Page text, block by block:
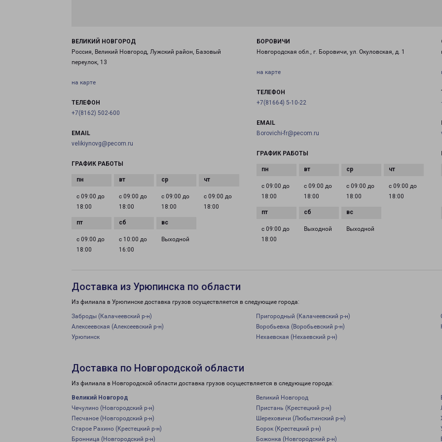
ВЕЛИКИЙ НОВГОРОД
Россия, Великий Новгород, Лужский район, Базовый
переулок, 13
на карте
ТЕЛЕФОН
+7(8162) 502-600
EMAIL
velikiynovg@pecom.ru
ГРАФИК РАБОТЫ
с 09:00 до
18:00
с 09:00 до
18:00
с 09:00 до
18:00
с 09:00 до
18:00
с 09:00 до
18:00
с 10:00 до
16:00
Выходной
БОРОВИЧИ
Новгородская обл., г. Боровичи, ул. Окуловская, д. 1
на карте
ТЕЛЕФОН
+7(81664) 5-10-22
EMAIL
Borovichi-fr@pecom.ru
ГРАФИК РАБОТЫ
с 09:00 до
18:00
с 09:00 до
18:00
с 09:00 до
18:00
с 09:00 до
18:00
с 09:00 до
18:00
Выходной Выходной
Доставка из Урюпинска по области
Из филиала в Урюпинске доставка грузов осуществляется в следующие города:
Заброды (Калачеевский р-н) Пригородный (Калачеевский р-н)
Алексеевская (Алексеевский р-н)
Воробьевка (Воробьевский р-н)
Урюпинск
Нехаевская (Нехаевский р-н)
Доставка по Новгородской области
Из филиала в Новгородской области доставка грузов осуществляется в следующие города:
Великий Новгород Великий Новгород
Чечулино (Новгородский р-н)
Пристань (Крестецкий р-н)
Песчаное (Новгородский р-н)
Шереховичи (Любытинский р-н)
Старое Рахино (Крестецкий р-н)
Борок (Крестецкий р-н)
Бронница (Новгородский р-н)
Божонка (Новгородский р-н)